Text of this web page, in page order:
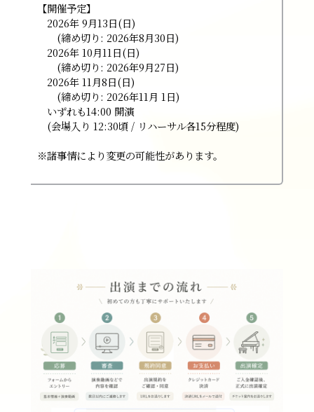
【開催予定】
2026年 9月13日(日)
(締め切り: 2026年8月30日)
2026年 10月11日(日)
(締め切り: 2026年9月27日)
2026年 11月8日(日)
(締め切り: 2026年11月 1日)
いずれも14:00 開演
(会場入り 12:30頃 / リハーサル各15分程度)
※諸事情により変更の可能性があります。